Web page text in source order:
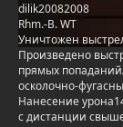
dilik20082008
Rhm.-B. WT
Уничтожен
Произведено
прямых
осколочно-
Нанесение урона
с дистанции